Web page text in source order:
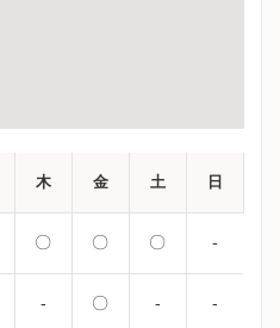
木 金 土 日
〇 〇 〇 -
- 〇 - -